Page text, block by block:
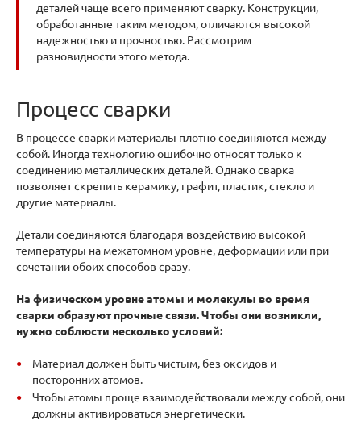
деталей чаще всего применяют сварку. Конструкции,
обработанные таким методом, отличаются высокой
надежностью и прочностью. Рассмотрим
разновидности этого метода.
Процесс сварки
В процессе сварки материалы плотно соединяются между
собой. Иногда технологию ошибочно относят только к
соединению металлических деталей. Однако сварка
позволяет скрепить керамику, графит, пластик, стекло и
другие материалы.
Детали соединяются благодаря воздействию высокой
температуры на межатомном уровне, деформации или при
сочетании обоих способов сразу.
На физическом уровне атомы и молекулы во время
сварки образуют прочные связи. Чтобы они возникли,
нужно соблюсти несколько условий:
Материал должен быть чистым, без оксидов и
посторонних атомов.
Чтобы атомы проще взаимодействовали между собой, они
должны активироваться энергетически.